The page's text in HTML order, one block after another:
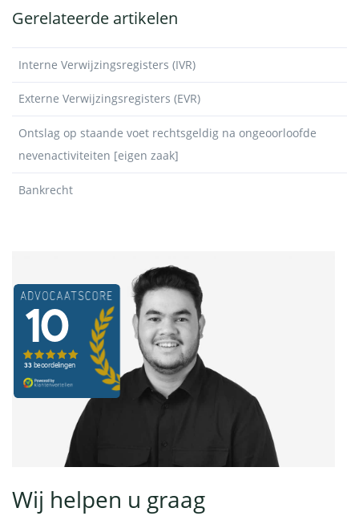
Gerelateerde artikelen
Interne Verwijzingsregisters (IVR)
Externe Verwijzingsregisters (EVR)
Ontslag op staande voet rechtsgeldig na ongeoorloofde
nevenactiviteiten [eigen zaak]
Bankrecht
Wij helpen u graag